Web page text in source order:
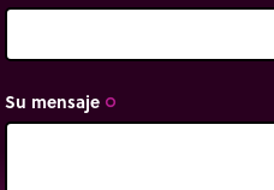
Su mensaje trip_origin